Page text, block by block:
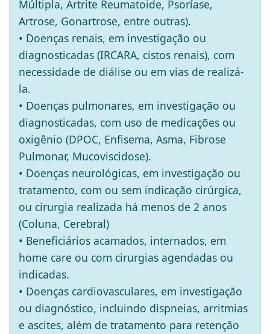
Múltipla, Artrite Reumatoide, Psoríase,
Artrose, Gonartrose, entre outras).
• Doenças renais, em investigação ou
diagnosticadas (IRCARA, cistos renais), com
necessidade de diálise ou em vias de realizá-
la.
• Doenças pulmonares, em investigação ou
diagnosticadas, com uso de medicações ou
oxigênio (DPOC, Enfisema, Asma, Fibrose
Pulmonar, Mucoviscidose).
• Doenças neurológicas, em investigação ou
tratamento, com ou sem indicação cirúrgica,
ou cirurgia realizada há menos de 2 anos
(Coluna, Cerebral)
• Beneficiários acamados, internados, em
home care ou com cirurgias agendadas ou
indicadas.
• Doenças cardiovasculares, em investigação
ou diagnóstico, incluindo dispneias, arritmias
e ascites, além de tratamento para retenção